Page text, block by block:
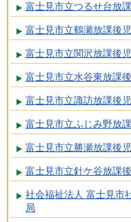
富士見市立つるせ台放
富士見市立鶴瀬放課後
富士見市立関沢放課後
富士見市立水谷東放課
富士見市立諏訪放課後
富士見市立ふじみ野放
富士見市立勝瀬放課後
富士見市立針ケ谷放課
社会福祉法人 富士見市
局